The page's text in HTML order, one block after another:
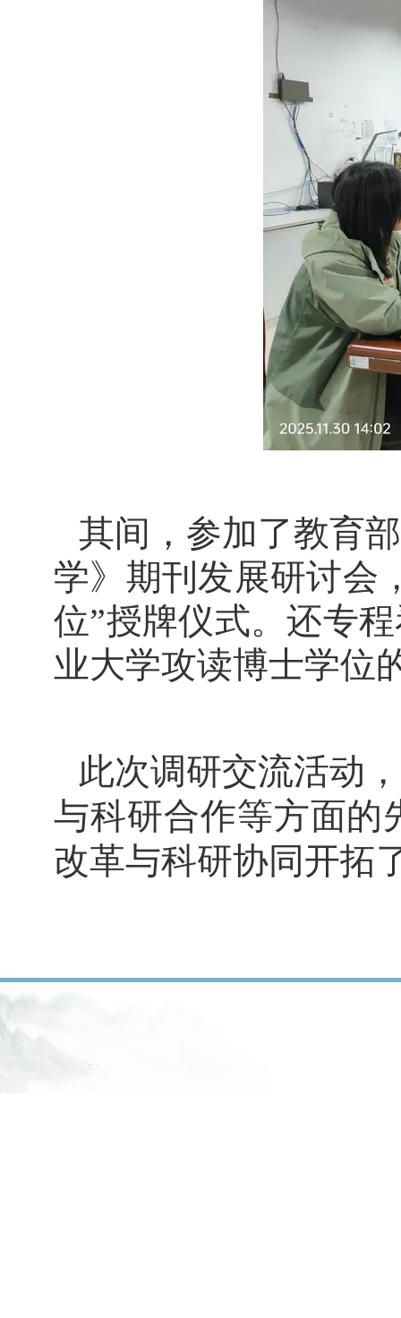
其间，参加了教育
学》期刊发展研讨会
位”授牌仪式。还专
业大学攻读博士学位
此次调研交流活动
与科研合作等方面的
改革与科研协同开拓